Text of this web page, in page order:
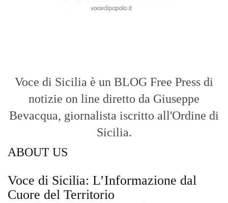
Voce di Sicilia è un BLOG Free Press di
notizie on line diretto da Giuseppe
Bevacqua, giornalista iscritto all'Ordine di
Sicilia.
ABOUT US
Voce di Sicilia: L’Informazione dal
Cuore del Territorio